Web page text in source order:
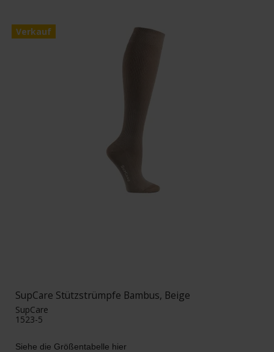
Verkauf
SupCare Stützstrümpfe Bambus, Beige
SupCare
1523-5
Siehe die Größentabelle hier